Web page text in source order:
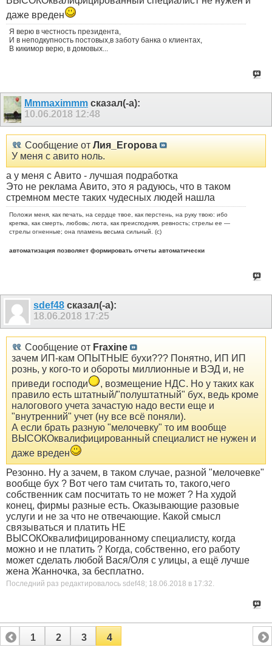
даже вреден
Я верю в честность президента,
И в неподкупность постовых,в заботу банка о клиентах,
В кикимор верю, в домовых...
Mmmaximmm сказал(-а):
10.06.2018 12:48
Сообщение от Лия_Егорова
У меня с авито ноль.
а у меня с Авито - лучшая подработка
Это не реклама Авито, это я радуюсь, что в таком
стремном месте таких чудесных людей нашла
Положи меня, как печать, на сердце твое, как перстень, на руку твою: ибо
крепка, как смерть, любовь; люта, как преисподняя, ревность; стрелы ее —
стрелы огненные; она пламень весьма сильный. (с)
автоматизация позволяет формировать отчеты автоматически
sdef48 сказал(-а):
18.06.2018 17:25
Сообщение от Fraxine
зачем ИП-кам ОПЫТНЫЕ бухи??? Понятно, ИП ИП
рознь, у кого-то и обороты миллионные и ВЭД и, не
приведи господи
, возмещение НДС. Но у таких как
правило есть штатный/"полуштатный" бух, ведь кроме
налогового учета зачастую надо вести еще и
"внутренний" учет (ну все всё поняли).
А если брать разную "мелочевку" то им вообще
ВЫСОКОквалифицированный специалист не нужен и
даже вреден
Резонно. Ну а зачем, в таком случае, разной "мелочевке"
вообще бух ? Вот чего там считать то, такого,чего
собственник сам посчитать то не может ? На худой
конец, фирмы разные есть. Оказывающие разовые
услуги и не за что не отвечающие. Какой смысл
связываться и платить НЕ
ВЫСОКОквалифицированному специалисту, когда
можно и не платить ? Когда, собственно, его работу
может сделать любой Вася/Оля с улицы, а ещё лучше
жена Жанночка, за бесплатно.
Последний раз редактировалось sdef48; 18.06.2018 в 17:32
1 2 3 4